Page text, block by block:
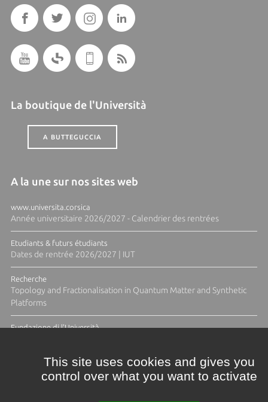
La boutique de l'Università
A BUTTEGUCCIA
A la une sur nos sites web
www.universita.corsica
Année universitaire 2026/2027 - Calendrier des rentrées
Etudiants & futurs étudiants
Dates de rentrée 2026/2027 | IUT
Recherche
Topology and Fractionalisation in Quantum Matter and Synthetic
Platforms
Fundazione di l'Università
This site uses cookies and gives you
control over what you want to activate